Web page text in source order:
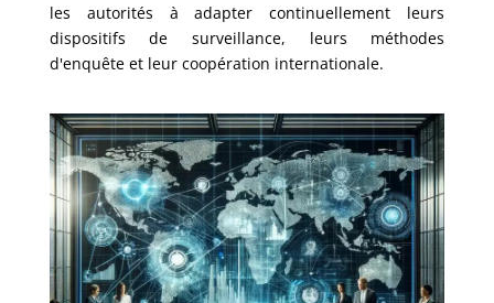
les autorités à adapter continuellement leurs
dispositifs de surveillance, leurs méthodes
d'enquête et leur coopération internationale.